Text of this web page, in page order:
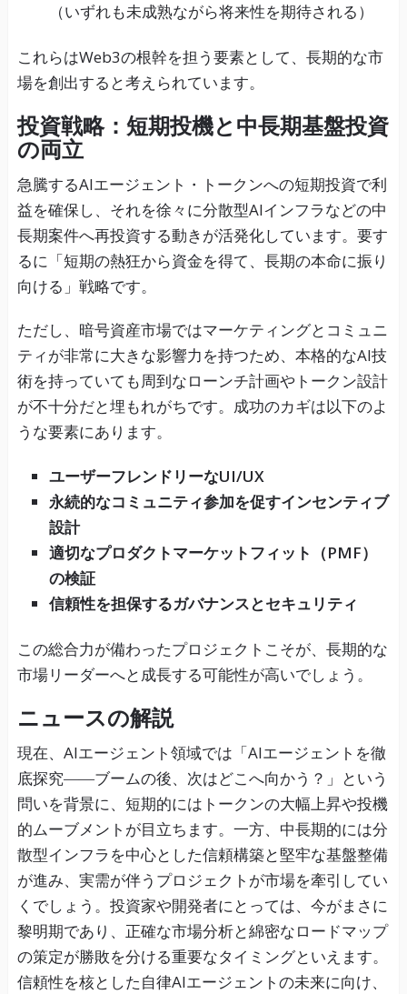
（いずれも未成熟ながら将来性を期待される）
これらはWeb3の根幹を担う要素として、長期的な市
場を創出すると考えられています。
投資戦略：短期投機と中長期基盤投資
の両立
急騰するAIエージェント・トークンへの短期投資で利
益を確保し、それを徐々に分散型AIインフラなどの中
長期案件へ再投資する動きが活発化しています。要す
るに「短期の熱狂から資金を得て、長期の本命に振り
向ける」戦略です。
ただし、暗号資産市場ではマーケティングとコミュニ
ティが非常に大きな影響力を持つため、本格的なAI技
術を持っていても周到なローンチ計画やトークン設計
が不十分だと埋もれがちです。成功のカギは以下のよ
うな要素にあります。
ユーザーフレンドリーなUI/UX
永続的なコミュニティ参加を促すインセンティブ
設計
適切なプロダクトマーケットフィット（PMF）
の検証
信頼性を担保するガバナンスとセキュリティ
この総合力が備わったプロジェクトこそが、長期的な
市場リーダーへと成長する可能性が高いでしょう。
ニュースの解説
現在、AIエージェント領域では「AIエージェントを徹
底探究――ブームの後、次はどこへ向かう？」という
問いを背景に、短期的にはトークンの大幅上昇や投機
的ムーブメントが目立ちます。一方、中長期的には分
散型インフラを中心とした信頼構築と堅牢な基盤整備
が進み、実需が伴うプロジェクトが市場を牽引してい
くでしょう。投資家や開発者にとっては、今がまさに
黎明期であり、正確な市場分析と綿密なロードマップ
の策定が勝敗を分ける重要なタイミングといえます。
信頼性を核とした自律AIエージェントの未来に向け、